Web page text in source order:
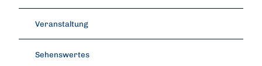
Veranstaltung
Sehenswertes